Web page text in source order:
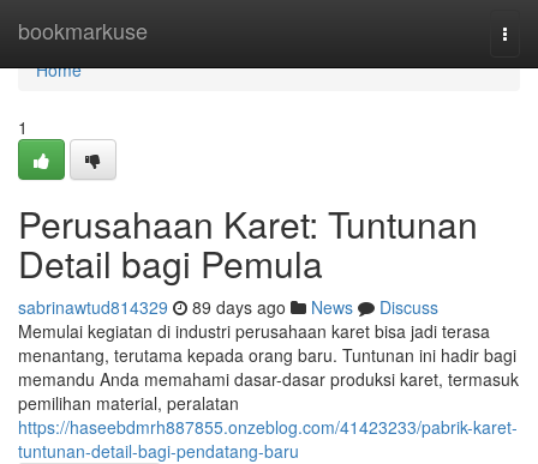
bookmarkuse
Home
Home
1
Perusahaan Karet: Tuntunan
Detail bagi Pemula
sabrinawtud814329 89 days ago News
Discuss
Memulai kegiatan di industri perusahaan karet bisa jadi terasa
menantang, terutama kepada orang baru. Tuntunan ini hadir bagi
memandu Anda memahami dasar-dasar produksi karet, termasuk
pemilihan material, peralatan
https://haseebdmrh887855.onzeblog.com/41423233/pabrik-karet-
tuntunan-detail-bagi-pendatang-baru